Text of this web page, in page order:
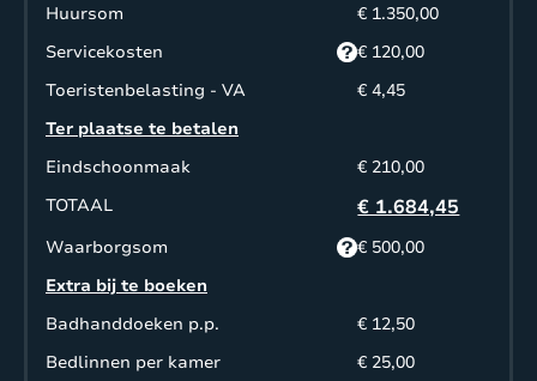
Huursom
€ 1.350,00
Servicekosten
€ 120,00
Toeristenbelasting - VA
€ 4,45
Ter plaatse te betalen
Eindschoonmaak
€ 210,00
TOTAAL
€ 1.684,45
Waarborgsom
€ 500,00
Extra bij te boeken
Badhanddoeken p.p.
€ 12,50
Bedlinnen per kamer
€ 25,00